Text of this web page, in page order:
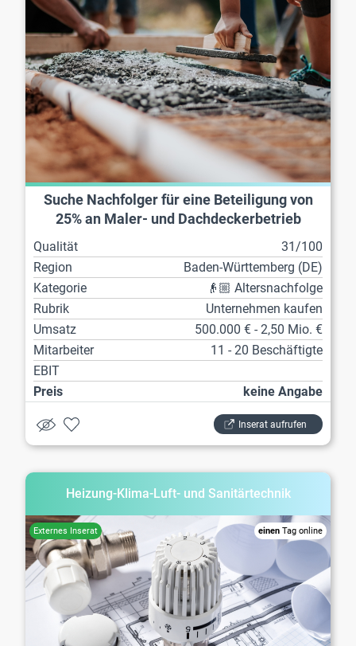
Suche Nachfolger für eine Beteiligung von
25% an Maler- und Dachdeckerbetrieb
Qualität
31/100
Region
Baden-Württemberg (DE)
Kategorie
👴🏼 Altersnachfolge
Rubrik
Unternehmen kaufen
Umsatz
500.000 € - 2,50 Mio. €
Mitarbeiter
11 - 20 Beschäftigte
EBIT
Preis
keine Angabe
Inserat aufrufen
Heizung-Klima-Luft- und Sanitärtechnik
einen Tag online